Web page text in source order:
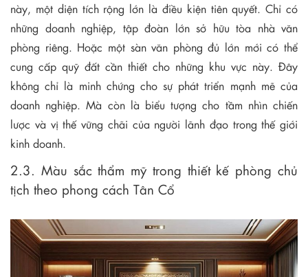
này, một diện tích rộng lớn là điều kiện tiên quyết. Chỉ có
những doanh nghiệp, tập đoàn lớn sở hữu tòa nhà văn
phòng riêng. Hoặc một sàn văn phòng đủ lớn mới có thể
cung cấp quỹ đất cần thiết cho những khu vực này. Đây
không chỉ là minh chứng cho sự phát triển mạnh mẽ của
doanh nghiệp. Mà còn là biểu tượng cho tầm nhìn chiến
lược và vị thế vững chãi của người lãnh đạo trong thế giới
kinh doanh.
2.3. Màu sắc thẩm mỹ trong thiết kế phòng chủ
tịch theo phong cách Tân Cổ